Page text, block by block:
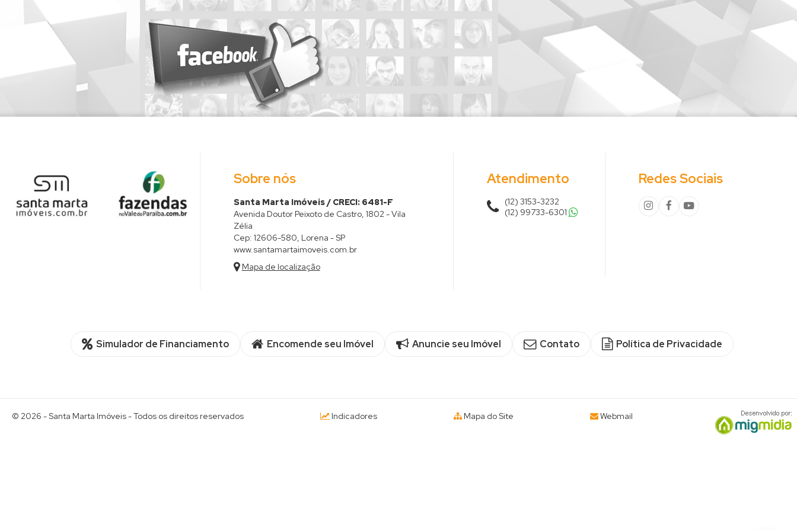
Sobre nós
Santa Marta Imóveis / CRECI: 6481-F
Avenida Doutor Peixoto de Castro, 1802 - Vila
Zélia
Cep: 12606-580, Lorena -SP
www.santamartaimoveis.com.br
Mapa de localização
Atendimento
(12) 3153-3232
(12) 99733-6301
Redes Sociais
Simulador de Financiamento Encomende seu Imóvel Anuncie seu Imóvel Contato Política de Privacidade
© 2026 -Santa Marta Imóveis- Todos os direitos reservados Indicadores Mapa do Site Webmail